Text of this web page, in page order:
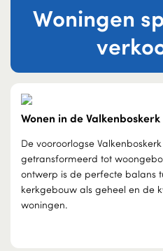
Woningen
Wonen in de Valkenboskerk
De vooroorlogse
getransformeerd tot
ontwerp is de perfecte balans
kerkgebouw als geheel en de
woningen.